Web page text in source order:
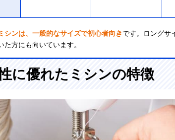
シンは、一般的なサイズで初心者向きです。ロングサ
た方にも向いています。
に優れたミシンの特徴